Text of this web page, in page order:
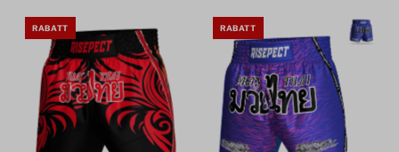
RABATT RABATT